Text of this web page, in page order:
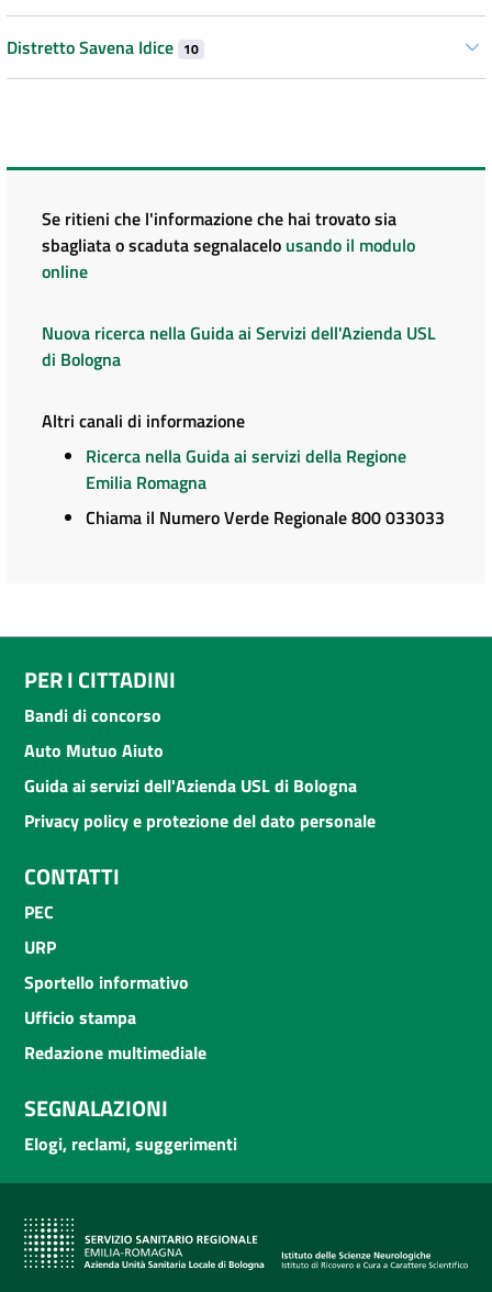
Distretto Savena Idice 10
Se ritieni che l'informazione che hai trovato sia
sbagliata o scaduta segnalacelo usando il modulo
online
Nuova ricerca nella Guida ai Servizi dell'Azienda USL
di Bologna
Altri canali di informazione
Ricerca nella Guida ai servizi della Regione
Emilia Romagna
Chiama il Numero Verde Regionale 800 033033
PER I CITTADINI
Bandi di concorso
Auto Mutuo Aiuto
Guida ai servizi dell'Azienda USL di Bologna
Privacy policy e protezione del dato personale
CONTATTI
PEC
URP
Sportello informativo
Ufficio stampa
Redazione multimediale
SEGNALAZIONI
Elogi, reclami, suggerimenti